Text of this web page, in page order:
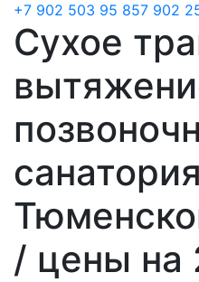
+7 902 503 95 857 902
Сухое
/ цены на